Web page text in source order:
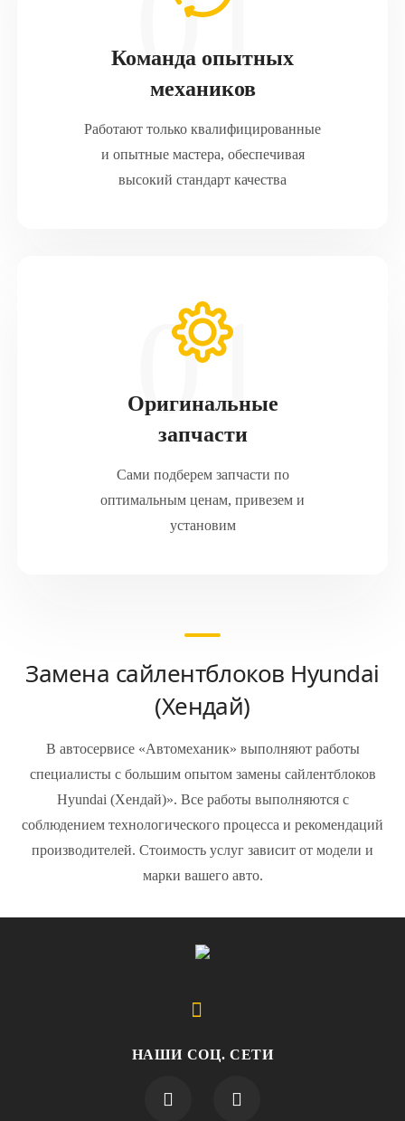
Команда опытных
механиков
Работают только квалифицированные
и опытные мастера, обеспечивая
высокий стандарт качества
Оригинальные
запчасти
Сами подберем запчасти по
оптимальным ценам, привезем и
установим
Замена сайлентблоков Hyundai
(Хендай)
В автосервисе «Автомеханик» выполняют работы
специалисты с большим опытом замены сайлентблоков
Hyundai (Хендай)». Все работы выполняются с
соблюдением технологического процесса и рекомендаций
производителей. Стоимость услуг зависит от модели и
марки вашего авто.
НАШИ СОЦ. СЕТИ